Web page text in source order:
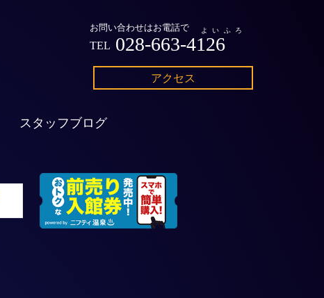
アクセス
お問い合わせはお電話で よいふろ
TEL 028-663-4126
スタッフブログ